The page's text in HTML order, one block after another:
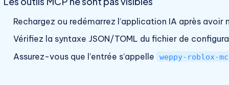
Rechargez ou redémarrez l’application IA après
Vérifiez la syntaxe JSON/TOML du fichier de
Assurez-vous que l’entrée s’appelle
weppy-roblox-